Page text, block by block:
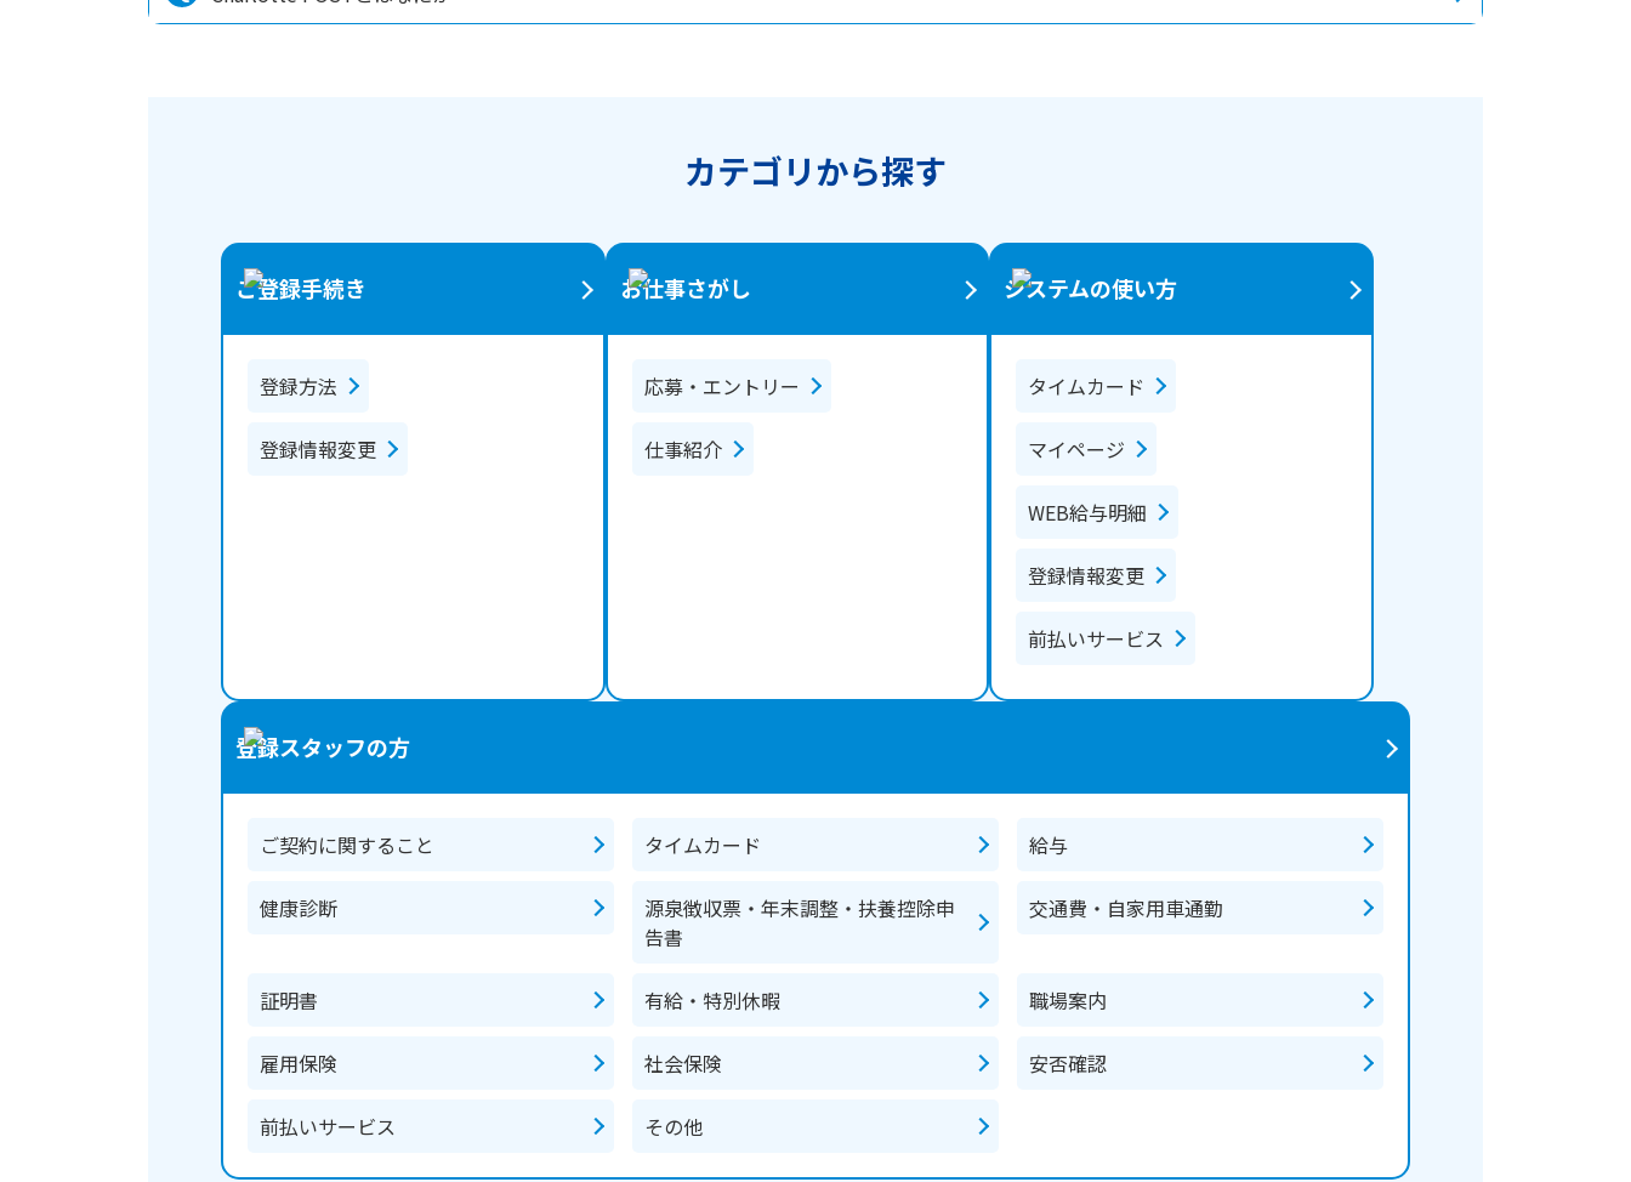
カテゴリから探す
ご登録手続き
登録方法
登録情報変更
お仕事さがし
応募・エントリー
仕事紹介
システムの使い方
タイムカード
マイページ
WEB給与明細
登録情報変更
前払いサービス
登録スタッフの方
ご契約に関すること タイムカード 給与
健康診断
源泉徴収票・年末調整・扶養控除申
告書
交通費・自家用車通勤
証明書 有給・特別休暇 職場案内
雇用保険 社会保険 安否確認
前払いサービス その他